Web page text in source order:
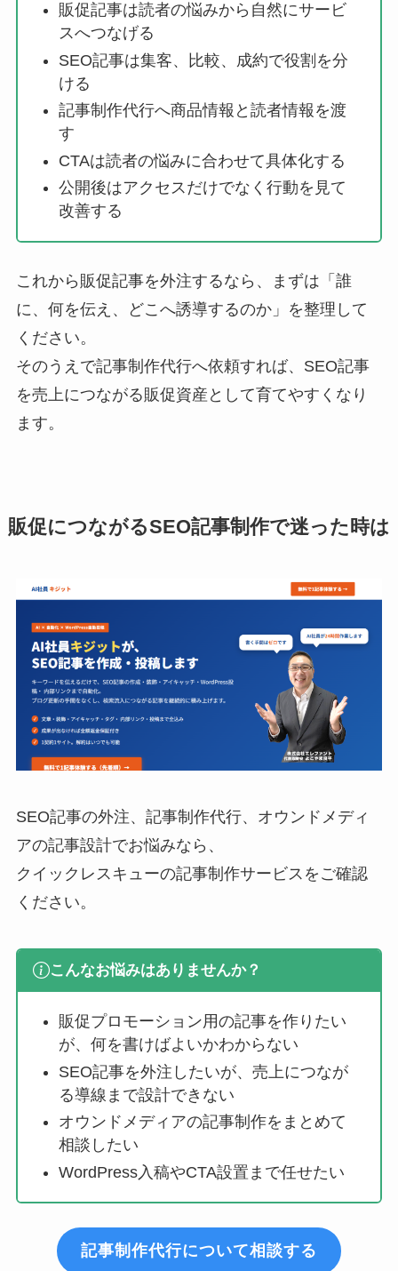
販促記事は読者の悩みから自然にサービ
スへつなげる
SEO記事は集客、比較、成約で役割を分
ける
記事制作代行へ商品情報と読者情報を渡
す
CTAは読者の悩みに合わせて具体化する
公開後はアクセスだけでなく行動を見て
改善する
これから販促記事を外注するなら、まずは「誰
に、何を伝え、どこへ誘導するのか」を整理して
ください。
そのうえで記事制作代行へ依頼すれば、SEO記事
を売上につながる販促資産として育てやすくなり
ます。
販促につながるSEO記事制作で迷った時は
SEO記事の外注、記事制作代行、オウンドメディ
アの記事設計でお悩みなら、
クイックレスキューの記事制作サービスをご確認
ください。
こんなお悩みはありませんか？
販促プロモーション用の記事を作りたい
が、何を書けばよいかわからない
SEO記事を外注したいが、売上につなが
る導線まで設計できない
オウンドメディアの記事制作をまとめて
相談したい
WordPress入稿やCTA設置まで任せたい
記事制作代行について相談する